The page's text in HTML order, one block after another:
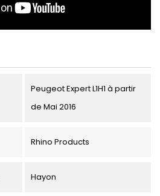
Peugeot Expert L1H1 à partir
de Mai 2016
Rhino Products
Hayon